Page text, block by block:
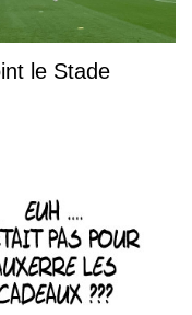
le Stade